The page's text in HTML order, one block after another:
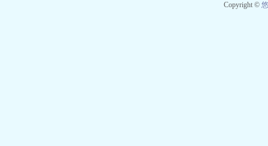
Copyright ©